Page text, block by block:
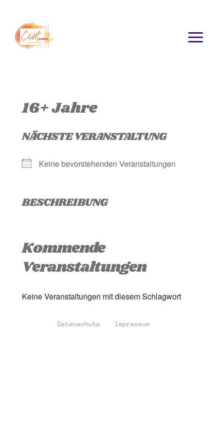
16+ Jahre
NÄCHSTE VERANSTALTUNG
Keine bevorstehenden Veranstaltungen
BESCHREIBUNG
Kommende
Veranstaltungen
Keine Veranstaltungen mit diesem Schlagwort
Datenschutz Impressum